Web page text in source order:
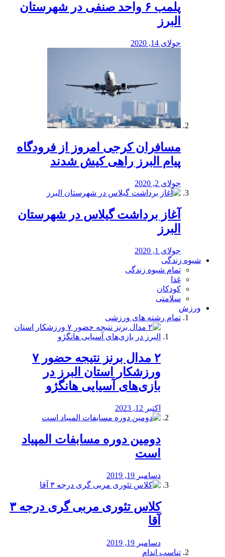
پلمب ۶ واحد صنفی در شهرستان
البرز
جولای 14, 2020
مسافران کرجی امروز از فرودگاه
پیام البرز راهی کیش شدند
جولای 2, 2020
آغاز برداشت گیلاس در شهرستان
البرز
جولای 1, 2020
شیوه زندگی
تمام شیوه زندگی
غذا
کودکان
سلامتی
ورزش
تمام رشته های ورزشی
۲ مدال برنز نتیجه حضور ۷
ورزشکار استان البرز در
بازی‌های آسیایی هانگژو
اکتبر 12, 2023
دومین دوره مسابفات المپیاد
است
دسامبر 19, 2019
کلاس تئوری مربی گری درجه ۳
آقا
دسامبر 19, 2019
تناسب اندام